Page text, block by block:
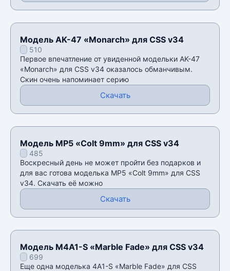
Модель AK-47 «Monarch» для CSS v34
510
Первое впечатление от увиденной модельки AK-47
«Monarch» для CSS v34 оказалось обманчивым.
Скин очень напоминает серию
Скачать
Модель MP5 «Colt 9mm» для CSS v34
485
Воскресный день не может пройти без подарков и
для вас готова моделька MP5 «Colt 9mm» для CSS
v34. Скачать её можно
Скачать
Модель M4A1-S «Marble Fade» для CSS v34
699
Еще одна моделька 4A1-S «Marble Fade» для CSS